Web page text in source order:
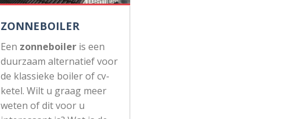
ZONNEBOILER
Een zonneboiler is een
duurzaam alternatief voor
de klassieke boiler of cv-
ketel. Wilt u graag meer
weten of dit voor u